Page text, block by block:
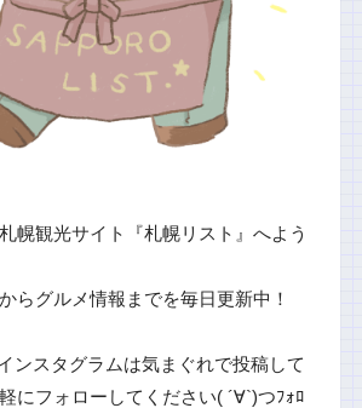
幌観光サイト『札幌リスト』へよう
らグルメ情報までを毎日更新中！
ンスタグラムは気まぐれで投稿して
にフォローしてください( ´∀`)つﾌｫﾛ